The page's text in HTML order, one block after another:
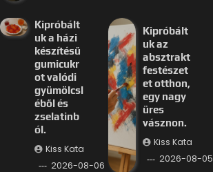
Kipróbált
uk a házi
készítésű
gumicukr
ot valódi
gyümölcsl
éből és
zselatinb
ól.
Kiss Kata
2026-08-06
Kipróbált
uk az
absztrakt
festészet
et otthon,
egy nagy
üres
vásznon.
Kiss Kata
2026-08-05